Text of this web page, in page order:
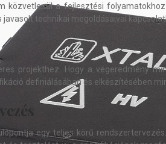
közvetlenül a fejlesztési
technikai megoldásaival
projekthez. Hogy a végeredmény
definiálásában és elkészítésében
egy teljes körű